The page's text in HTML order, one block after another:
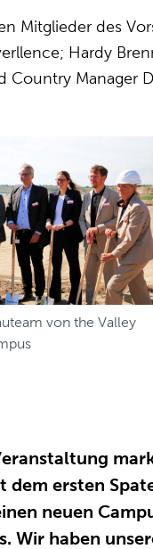
Mitglieder des
Hardy
Country Manager
von the Valley
dem ersten
neuen
Wir haben